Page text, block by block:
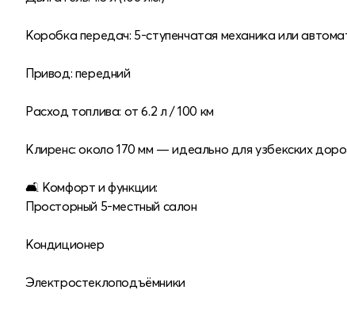
Коробка передач: 5-ступенчатая механика или
Привод: передний
Расход топлива: от 6.2 л / 100 км
Клиренс: около 170 мм — идеально для узбекских
🛋 Комфорт и функции:
Просторный 5-местный салон
Кондиционер
Электростеклоподъёмники